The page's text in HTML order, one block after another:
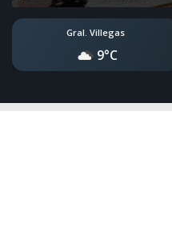
Gral. Villegas
9°C